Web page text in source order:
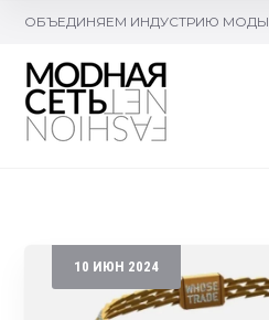
ОБЪЕДИНЯЕМ ИНДУСТРИЮ МОДЫ
10 ИЮН 2024